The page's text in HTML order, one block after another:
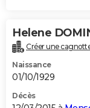
Helene
Créer une
Naissance
01/10/1929
Décès